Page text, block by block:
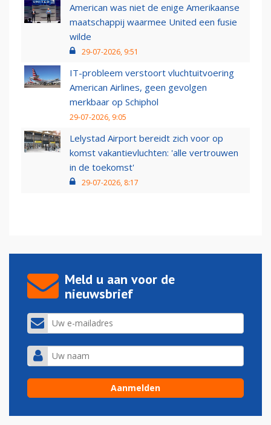
American was niet de enige Amerikaanse
maatschappij waarmee United een fusie
wilde
29-07-2026, 9:51
IT-probleem verstoort vluchtuitvoering
American Airlines, geen gevolgen
merkbaar op Schiphol
29-07-2026, 9:05
Lelystad Airport bereidt zich voor op
komst vakantievluchten: 'alle vertrouwen
in de toekomst'
29-07-2026, 8:17
Meld u aan voor de
nieuwsbrief